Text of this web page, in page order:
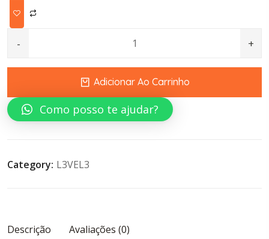
STYLING POWDER LIGHT HOLD 30G LEVEL 3 quantity
Adicionar Ao Carrinho
Como posso te ajudar?
Category: L3VEL3
Descrição
Avaliações (0)